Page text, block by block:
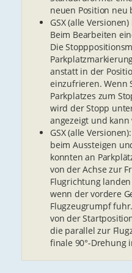
neuen Position neu
GSX (alle
Beim Bearbeiten
Die
anstatt in der
einzufrieren. Wenn
Parkplatzes zum
wird der Stopp
angezeigt und
GSX (alle
beim Aussteigen
konnten an
von der Achse zur
Flugrichtung
wenn der vordere
Flugzeugrumpf
von der
die parallel zur
finale 90°-Drehung